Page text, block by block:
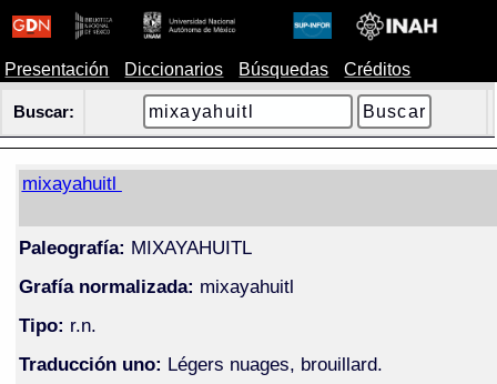
Presentación Diccionarios Búsquedas Créditos
Buscar:
mixayahuitl
Paleografía: MIXAYAHUITL
Grafía normalizada: mixayahuitl
Tipo: r.n.
Traducción uno: Légers nuages, brouillard.